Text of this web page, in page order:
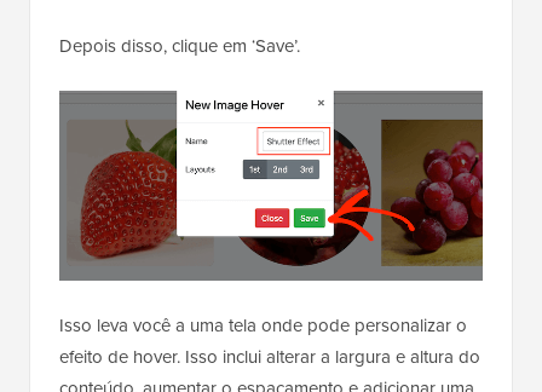
Depois disso, clique em ‘Save’.
Isso leva você a uma tela onde pode personalizar o
efeito de hover. Isso inclui alterar a largura e altura do